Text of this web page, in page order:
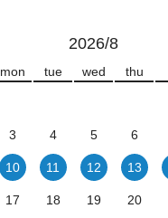
2026/8
mon tue wed thu
3 4 5 6
10 11 12 13
17 18 19 20